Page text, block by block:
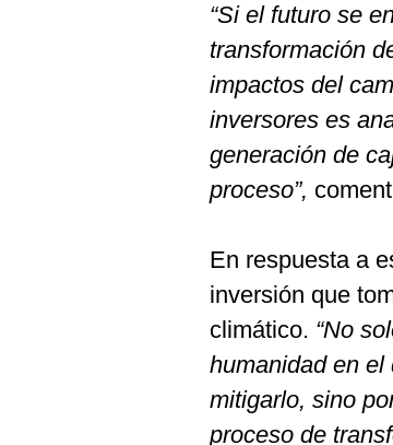
“Si el futuro se
transformación
impactos del
inversores es
generación de
proceso”,
En respuesta a
inversión que
climático. “No
humanidad en
mitigarlo, sino
proceso de